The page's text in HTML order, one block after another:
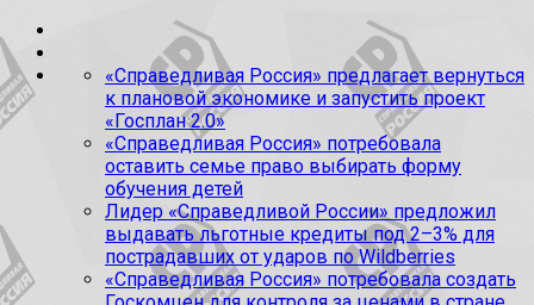
«Справедливая Россия» предлагает вернуться
к плановой экономике и запустить проект
«Госплан 2.0»
«Справедливая Россия» потребовала
оставить семье право выбирать форму
обучения детей
Лидер «Справедливой России» предложил
выдавать льготные кредиты под 2–3% для
пострадавших от ударов по Wildberries
«Справедливая Россия» потребовала создать